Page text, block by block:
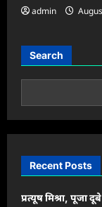
admin
Search
Recent Posts
प्रत्यूष मिश्रा, पूजा